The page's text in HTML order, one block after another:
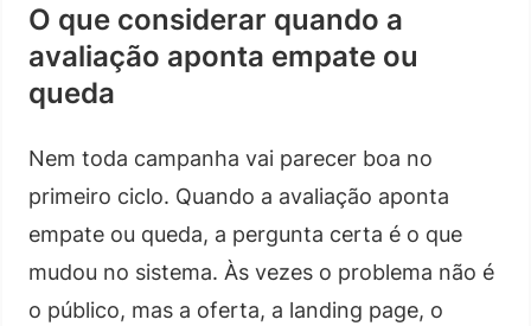
O que considerar quando a
avaliação aponta empate ou
queda
Nem toda campanha vai parecer boa no
primeiro ciclo. Quando a avaliação aponta
empate ou queda, a pergunta certa é o que
mudou no sistema. Às vezes o problema não é
o público, mas a oferta, a landing page, o